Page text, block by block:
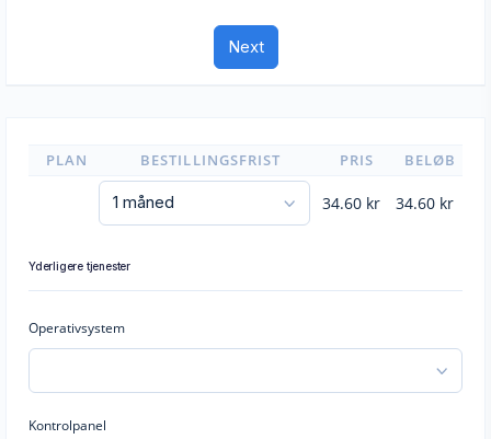
PLAN BESTILLINGSFRIST PRIS BELØB
34.60kr 34.60kr
Yderligere tjenester
Operativsystem
Kontrolpanel